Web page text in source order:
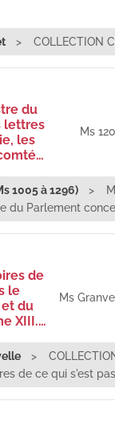
COLLECTION
du
lettres
les
Ms
1005 à 1296)
du Parlement
de
le
du
XIII.…
Ms
de ce qui s'est